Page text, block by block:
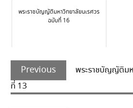
พระราชบัญญัติมหาวิทยาลัยนเรศวร
ฉบับที่ 16
Post
navigation
Previous
Previous
post:
พระราชบัญญัติมห
ที่ 13